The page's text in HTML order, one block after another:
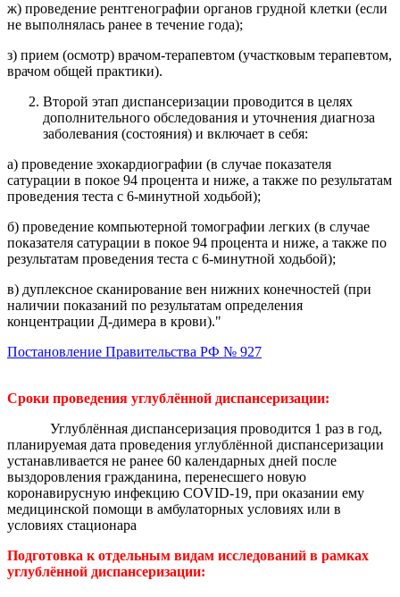
ж) проведение рентгенографии органов грудной клетки (если
не выполнялась ранее в течение года);
з) прием (осмотр) врачом-терапевтом (участковым терапевтом,
врачом общей практики).
Второй этап диспансеризации проводится в целях
дополнительного обследования и уточнения диагноза
заболевания (состояния) и включает в себя:
а) проведение эхокардиографии (в случае показателя
сатурации в покое 94 процента и ниже, а также по результатам
проведения теста с 6-минутной ходьбой);
б) проведение компьютерной томографии легких (в случае
показателя сатурации в покое 94 процента и ниже, а также по
результатам проведения теста с 6-минутной ходьбой);
в) дуплексное сканирование вен нижних конечностей (при
наличии показаний по результатам определения
концентрации Д-димера в крови)."
Постановление Правительства РФ № 927
Сроки проведения углублённой диспансеризации:
Углублённая диспансеризация проводится 1 раз в год,
планируемая дата проведения углублённой диспансеризации
устанавливается не ранее 60 календарных дней после
выздоровления гражданина, перенесшего новую
коронавирусную инфекцию COVID-19, при оказании ему
медицинской помощи в амбулаторных условиях или в
условиях стационара
Подготовка к отдельным видам исследований в рамках
углублённой диспансеризации: